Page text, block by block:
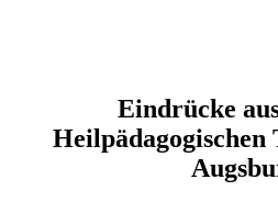
Eindrücke
Heilpädagogischen